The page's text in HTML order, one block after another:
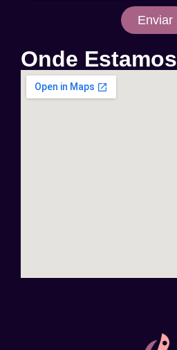
Enviar
Onde Estamos